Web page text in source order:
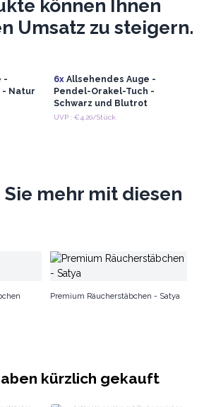
können Ihnen
Umsatz zu steigern.
-
- Natur
6xAllsehendes Auge -
Pendel-Orakel-Tuch -
Schwarz und Blutrot
UVP : €4.20/Stück
mehr mit diesen
Premium Räucherstäbchen - Satya
kürzlich gekauft